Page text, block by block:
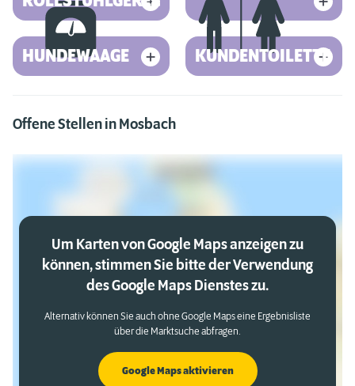
HUNDEWAAGE KUNDENTOILETTE
Offene Stellen in Mosbach
Um Karten von Google Maps anzeigen zu
können, stimmen Sie bitte der Verwendung
des Google Maps Dienstes zu.
Alternativ können Sie auch ohne Google Maps eine Ergebnisliste
über die Marktsuche abfragen.
Google Maps aktivieren